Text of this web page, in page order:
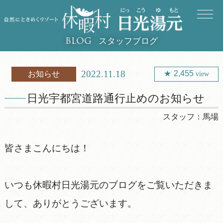
BLOG スタッフブログ
お知らせ 2022.11.18 2,455view
日光宇都宮道路通行止めのお知らせ
スタッフ： 馬場
皆さまこんにちは！
いつも休暇村日光湯元のブログをご覧いただきま
して、ありがとうございます。